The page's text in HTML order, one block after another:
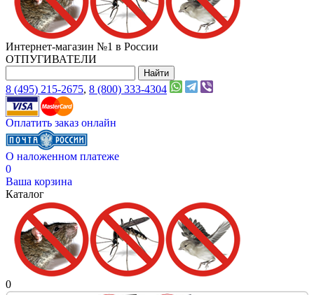
Интернет-магазин №1 в России
ОТПУГИВАТЕЛИ
8 (495) 215-2675, 8 (800) 333-4304
Оплатить заказ онлайн
О наложенном платеже
0
Ваша корзина
Каталог
0